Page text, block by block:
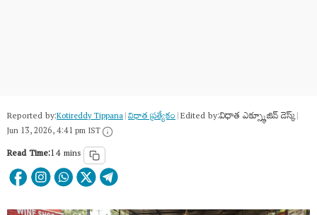
Reported by:Kotireddy Tippana|విధాత ప్రత్యేకం|Edited by:విధాత ఎక్స్క్లూజివ్ డెస్క్|
Jun 13, 2026, 4:41 pm IST
Read Time:14 mins